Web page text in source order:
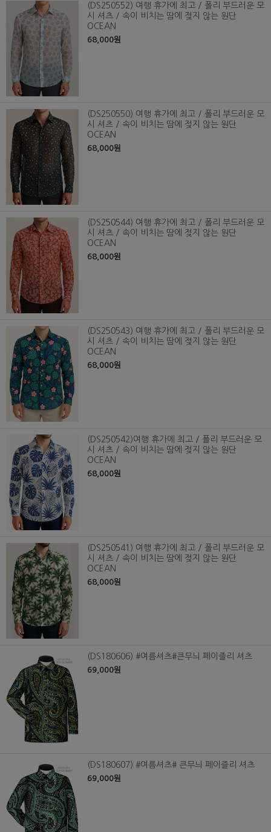
(DS250552) 여행 휴가에 최고 / 폴리 부드러운 모
시 셔츠 / 속이 비치는 땀에 젖지 않는 원단
OCEAN
68,000원
(DS250550) 여행 휴가에 최고 / 폴리 부드러운 모
시 셔츠 / 속이 비치는 땀에 젖지 않는 원단
OCEAN
68,000원
(DS250544) 여행 휴가에 최고 / 폴리 부드러운 모
시 셔츠 / 속이 비치는 땀에 젖지 않는 원단
OCEAN
68,000원
(DS250543) 여행 휴가에 최고 / 폴리 부드러운 모
시 셔츠 / 속이 비치는 땀에 젖지 않는 원단
OCEAN
68,000원
(DS250542)여행 휴가에 최고 / 폴리 부드러운 모
시 셔츠 / 속이 비치는 땀에 젖지 않는 원단
OCEAN
68,000원
(DS250541) 여행 휴가에 최고 / 폴리 부드러운 모
시 셔츠 / 속이 비치는 땀에 젖지 않는 원단
OCEAN
68,000원
(DS180606) #여름셔츠#큰무늬 페이즐리 셔츠
69,000원
(DS180607) #여름셔츠# 큰무늬 페이즐리 셔츠
69,000원